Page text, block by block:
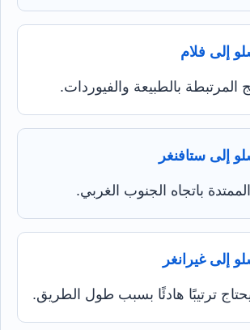
إلى فلام
المرتبطة بالطبيعة والفيوردات.
إلى ستافنغر
باتجاه الجنوب الغربي.
إلى غيرانغر
ترتيبًا هادئًا بسبب طول الطريق.